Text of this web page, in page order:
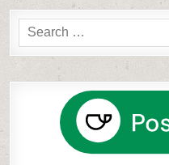
Search
for: